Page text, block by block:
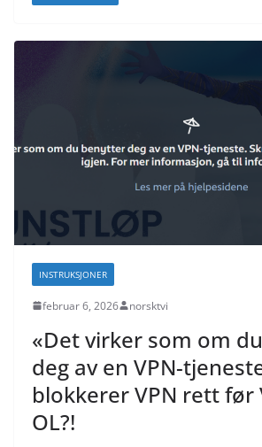
INSTRUKSJONER
februar 6, 2026 norsktvi
«Det virker som om
deg av en VPN-
blokkerer VPN rett før
OL?!